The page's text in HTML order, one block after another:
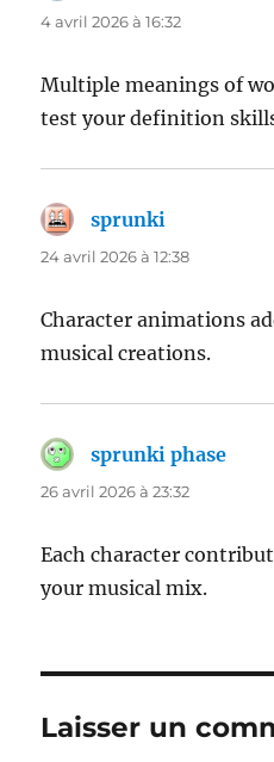
4 avril 2026 à 16:32
Multiple meanings of
test your definition
sprunki
24 avril 2026 à 12:38
Character animations
musical creations.
sprunki phase
26 avril 2026 à 23:32
Each character
your musical mix.
Laisser un